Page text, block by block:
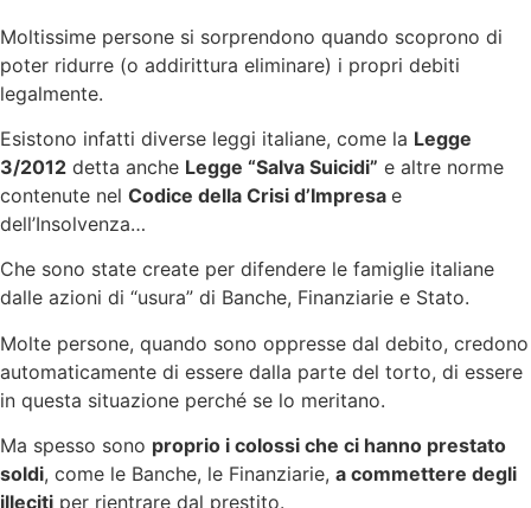
Moltissime persone si sorprendono quando scoprono di
poter ridurre (o addirittura eliminare) i propri debiti
legalmente.
Esistono infatti diverse leggi italiane, come la Legge
3/2012 detta anche Legge “Salva Suicidi” e altre norme
contenute nel Codice della Crisi d’Impresa e
dell’Insolvenza…
Che sono state create per difendere le famiglie italiane
dalle azioni di “usura” di Banche, Finanziarie e Stato.
Molte persone, quando sono oppresse dal debito, credono
automaticamente di essere dalla parte del torto, di essere
in questa situazione perché se lo meritano.
Ma spesso sono proprio i colossi che ci hanno prestato
soldi, come le Banche, le Finanziarie, a commettere degli
illeciti per rientrare dal prestito.